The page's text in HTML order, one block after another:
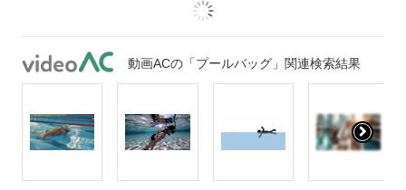
動画ACの「プールバッグ」関連検索結果